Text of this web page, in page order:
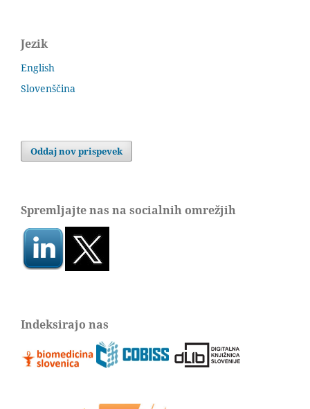
Jezik
English
Slovenščina
Oddaj nov prispevek
Spremljajte nas na socialnih omrežjih
Indeksirajo nas